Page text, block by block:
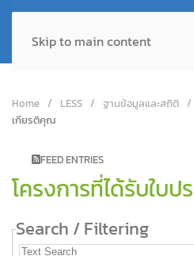
Skip to main content
Home LESS ฐานข้อมูลและสถิติ
เกียรติคุณ
FEED ENTRIES
โครงการที่ได้รับใบ
Search / Filtering